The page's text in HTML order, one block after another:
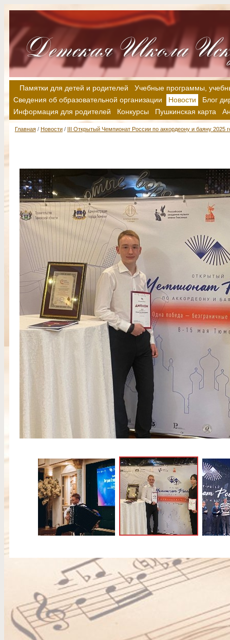
Памятки для детей и родителей
Учебные программы,
Сведения об образовательной организации
Новости
Блог
Информация для родителей
Конкурсы Пушкинская карта
Главная/ Новости/ III Открытый Чемпионат России по аккордеону и баяну 2025